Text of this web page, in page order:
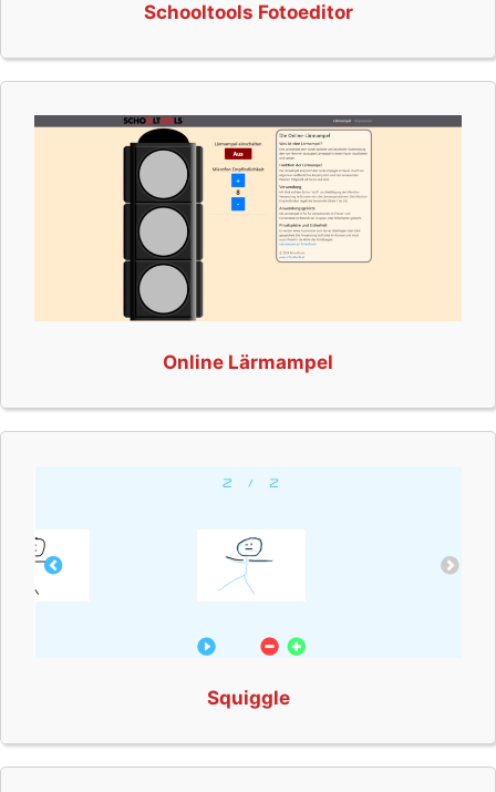
Schooltools Fotoeditor
Online Lärmampel
Squiggle